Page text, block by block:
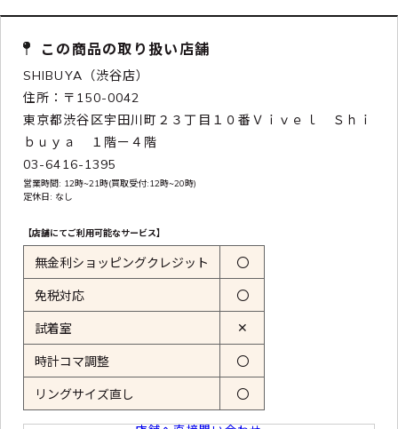
この商品の取り扱い店舗
SHIBUYA（渋谷店）
住所：〒150-0042
東京都渋谷区宇田川町２３丁目１０番Ｖｉｖｅｌ Ｓｈｉ
ｂｕｙａ １階ー４階
03-6416-1395
営業時間: 12時~21時(買取受付:12時~20時)
定休日: なし
【店舗にてご利用可能なサービス】
無金利ショッピングクレジット 〇
免税対応 〇
試着室 ✕
時計コマ調整 〇
リングサイズ直し 〇